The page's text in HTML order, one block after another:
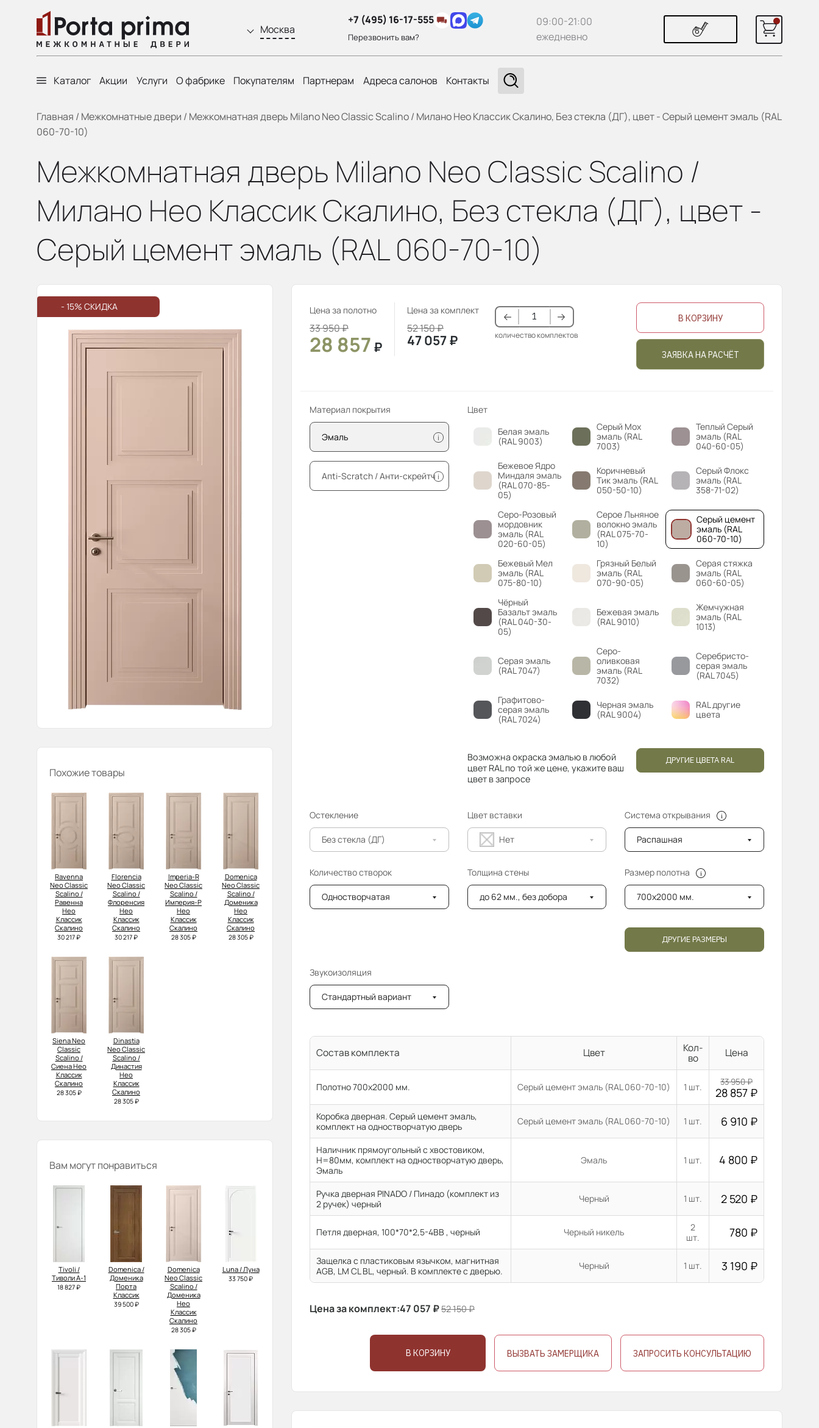
Москва
+7 (495) 16-17-555
Перезвонить вам?
09:00-21:00
ежедневно
Каталог Акции Услуги О фабрике Покупателям Партнерам Адреса салонов Контакты
Главная / Межкомнатные двери / Межкомнатная дверь Milano Neo Classic Scalino / Милано Нео Классик Скалино, Без стекла (ДГ), цвет - Серый цемент эмаль (RAL
060-70-10)
Межкомнатная дверь Milano Neo Classic Scalino /
Милано Нео Классик Скалино, Без стекла (ДГ), цвет -
Серый цемент эмаль (RAL 060-70-10)
- 15% СКИДКА
Похожие товары
Ravenna
Neo Classic
Scalino /
Равенна
Нео
Классик
Скалино
30 217 ₽
Florencia
Neo Classic
Scalino /
Флоренсия
Нео
Классик
Скалино
30 217 ₽
Imperia-R
Neo Classic
Scalino /
Империя-Р
Нео
Классик
Скалино
28 305 ₽
Domenica
Neo Classic
Scalino /
Доменика
Нео
Классик
Скалино
28 305 ₽
Siena Neo
Classic
Scalino /
Сиена Нео
Классик
Скалино
28 305 ₽
Dinastia
Neo Classic
Scalino /
Династия
Нео
Классик
Скалино
28 305 ₽
Вам могут понравиться
Tivoli /
Тиволи А-1
18 827 ₽
Domenica /
Доменика
Порта
Классик
39 500 ₽
Domenica
Neo Classic
Scalino /
Доменика
Нео
Классик
Скалино
28 305 ₽
Luna / Луна
33 750 ₽
Цена за полотно
33 950₽
28 857 ₽
Цена за комплект
52 150₽
47 057₽ количество комплектов
В КОРЗИНУ
ЗАЯВКА НА РАСЧЁТ
Материал покрытия
Эмаль i
Апti-Sсrаtсh / Анти-скрейтч i
Цвет
Белая эмаль
(RAL 9003)
Серый Мох
эмаль (RAL
7003)
Теплый Серый
эмаль (RAL
040-60-05)
Бежевое Ядро
Миндаля эмаль
(RAL 070-85-
05)
Коричневый
Тик эмаль (RAL
050-50-10)
Серый Флокс
эмаль (RAL
358-71-02)
Серо-Розовый
мордовник
эмаль (RAL
020-60-05)
Серое Льняное
волокно эмаль
(RAL 075-70-
10)
Серый цемент
эмаль (RAL
060-70-10)
Бежевый Мел
эмаль (RAL
075-80-10)
Грязный Белый
эмаль (RAL
070-90-05)
Серая стяжка
эмаль (RAL
060-60-05)
Чёрный
Базальт эмаль
(RAL 040-30-
05)
Бежевая эмаль
(RAL 9010)
Жемчужная
эмаль (RAL
1013)
Серая эмаль
(RAL 7047)
Серо-
оливковая
эмаль (RAL
7032)
Серебристо-
серая эмаль
(RAL 7045)
Графитово-
серая эмаль
(RAL 7024)
Черная эмаль
(RAL 9004)
RAL другие
цвета
Возможна окраска эмалью в любой
цвет RAL по той же цене, укажите ваш
цвет в запросе
ДРУГИЕ ЦВЕТА RAL
Остекление
Без стекла (ДГ)
Цвет вставки
Нет
Система открывания
Распашная
Количество створок
Одностворчатая
Толщина стены
до 62 мм., без добора
Размер полотна
700x2000 мм.
ДРУГИЕ РАЗМЕРЫ
Звукоизоляция
Стандартный вариант
Состав комплекта Цвет
Кол-
во
Цена
Полотно 700x2000 мм. Серый цемент эмаль (RAL 060-70-10) 1 шт. 33 950₽
28 857 ₽
Коробка дверная. Серый цемент эмаль,
комплект на одностворчатую дверь
Серый цемент эмаль (RAL 060-70-10) 1 шт. 6 910 ₽
Наличник прямоугольный с хвостовиком,
H=80мм, комплект на одностворчатую дверь,
Эмаль
Эмаль 1 шт. 4 800 ₽
Ручка дверная PINADO / Пинадо (комплект из
2 ручек) черный
Черный 1 шт. 2 520 ₽
Петля дверная, 100*70*2,5-4ВВ , черный Черный никель
2
шт.
780 ₽
Защелка с пластиковым язычком, магнитная
AGB, LM CL BL, черный. В комплекте с дверью.
Черный 1 шт. 3 190 ₽
Цена за комплект:47 057 ₽52 150₽
В КОРЗИНУ ВЫЗВАТЬ ЗАМЕРЩИКА ЗАПРОСИТЬ КОНСУЛЬТАЦИЮ